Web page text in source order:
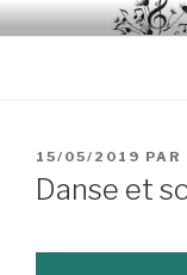
Aller
au
A PLUS
Les rendez-vous
PUBLIÉ
LE
15/05/2019 PAR
Danse et